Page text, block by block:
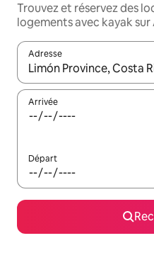
Trouvez et réservez des
logements avec kayak
Adresse
Lorsque les résultats
Arrivée
Départ